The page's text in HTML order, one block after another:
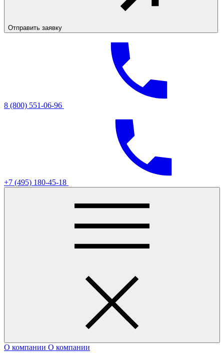
Отправить заявку
8 (800) 551-06-96
+7 (495) 180-45-18
О компании О компании